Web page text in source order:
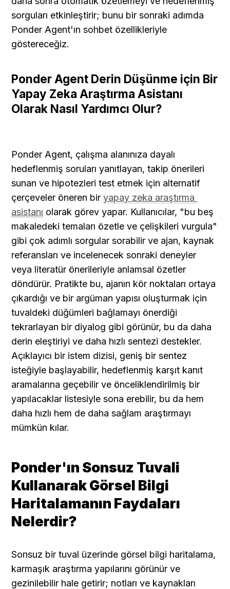
sorguları etkinleştirir; bunu bir sonraki adımda
Ponder Agent'ın sohbet özellikleriyle
göstereceğiz.
Ponder Agent Derin Düşünme için Bir
Yapay Zeka Araştırma Asistanı
Olarak Nasıl Yardımcı Olur?
Ponder Agent, çalışma alanınıza dayalı
hedeflenmiş soruları yanıtlayan, takip önerileri
sunan ve hipotezleri test etmek için alternatif
çerçeveler öneren bir yapay zeka araştırma
asistanı olarak görev yapar. Kullanıcılar, "bu beş
makaledeki temaları özetle ve çelişkileri vurgula"
gibi çok adımlı sorgular sorabilir ve ajan, kaynak
referansları ve incelenecek sonraki deneyler
veya literatür önerileriyle anlamsal özetler
döndürür. Pratikte bu, ajanın kör noktaları ortaya
çıkardığı ve bir argüman yapısı oluşturmak için
tuvaldeki düğümleri bağlamayı önerdiği
tekrarlayan bir diyalog gibi görünür, bu da daha
derin eleştiriyi ve daha hızlı sentezi destekler.
Açıklayıcı bir istem dizisi, geniş bir sentez
isteğiyle başlayabilir, hedeflenmiş karşıt kanıt
aramalarına geçebilir ve önceliklendirilmiş bir
yapılacaklar listesiyle sona erebilir, bu da hem
daha hızlı hem de daha sağlam araştırmayı
mümkün kılar.
Ponder'ın Sonsuz Tuvali
Kullanarak Görsel Bilgi
Haritalamanın Faydaları
Nelerdir?
Sonsuz bir tuval üzerinde görsel bilgi haritalama,
karmaşık araştırma yapılarını görünür ve
gezinilebilir hale getirir; notları ve kaynakları